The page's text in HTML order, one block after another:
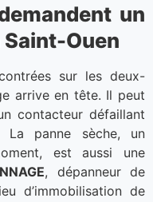
un
Ouen
sur les deux-
arrive en tête. Il peut
contacteur défaillant
La panne sèche, un
est aussi une
, dépanneur de
d’immobilisation de